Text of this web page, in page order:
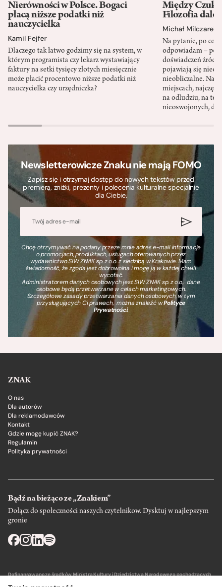
Nierówności w Polsce. Bogaci
płacą niższe podatki niż
nauczycielka
Kamil Fejfer
Dlaczego tak łatwo godzimy się na system, w
którym programista czy lekarz wystawiający
faktury na setki tysięcy złotych miesięcznie
może płacić procentowo niższe podatki niż
nauczycielka czy urzędniczka?
Między
Filozofia
Michał Milczarek
Na pytanie, po co
odpowiadam – po
doświadczeń
pojawiają się
nieobliczalne.
miejscach,
na odludziu, na
nieoswojonych,
Newsletterowicze Znaku nie mają FOMO
Zapisz się i otrzymaj dostęp do nowych tekstów przed
premierą, zniżki, prezenty i polecenia kulturalne specjalnie
dla Ciebie.
Chcę otrzymywać na podany przeze mnie adres e-mail informacje
o promocjach, produktach, usługach oferowanych przez
wydawnictwo SIW ZNAK sp. z o.o. z siedzibą w Krakowie. Mam
świadomość, że zgoda jest dobrowolna i mogę ją w każdej chwili
wycofać.
Administratorem danych osobowych jest SIW ZNAK sp. z o.o., dane
osobowe będą przetwarzane w celach marketingowych.
Szczegółowe zasady przetwarzania danych osobowych, w tym
przysługujących Ci prawach, można znaleźć wPolityce
Prywatności.
ZNAK
O nas
Dla autorów
Dla reklamodawców
Kontakt
Gdzie mogę kupić ZNAK?
Regulamin
Polityka prywatności
Bądź na bieżąco ze „Znakiem”
Dołącz do społeczności naszych czytelnikow. Dysktuj w najlepszym
gronie
Dofinansowano ze środków Ministra Kultury i Dziedzictwa Narodowego pochodzących